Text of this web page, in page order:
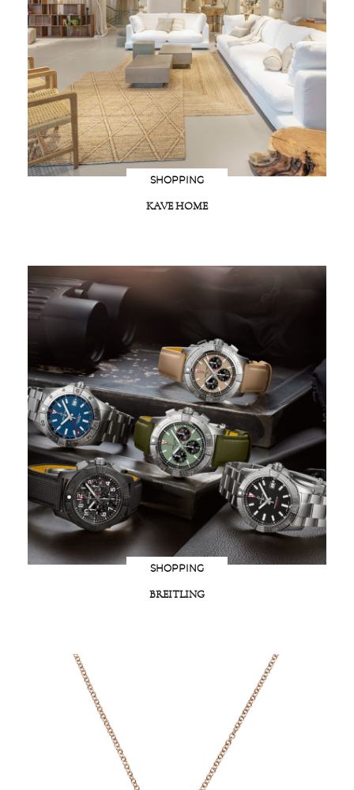
SHOPPING
KAVE HOME
SHOPPING
BREITLING